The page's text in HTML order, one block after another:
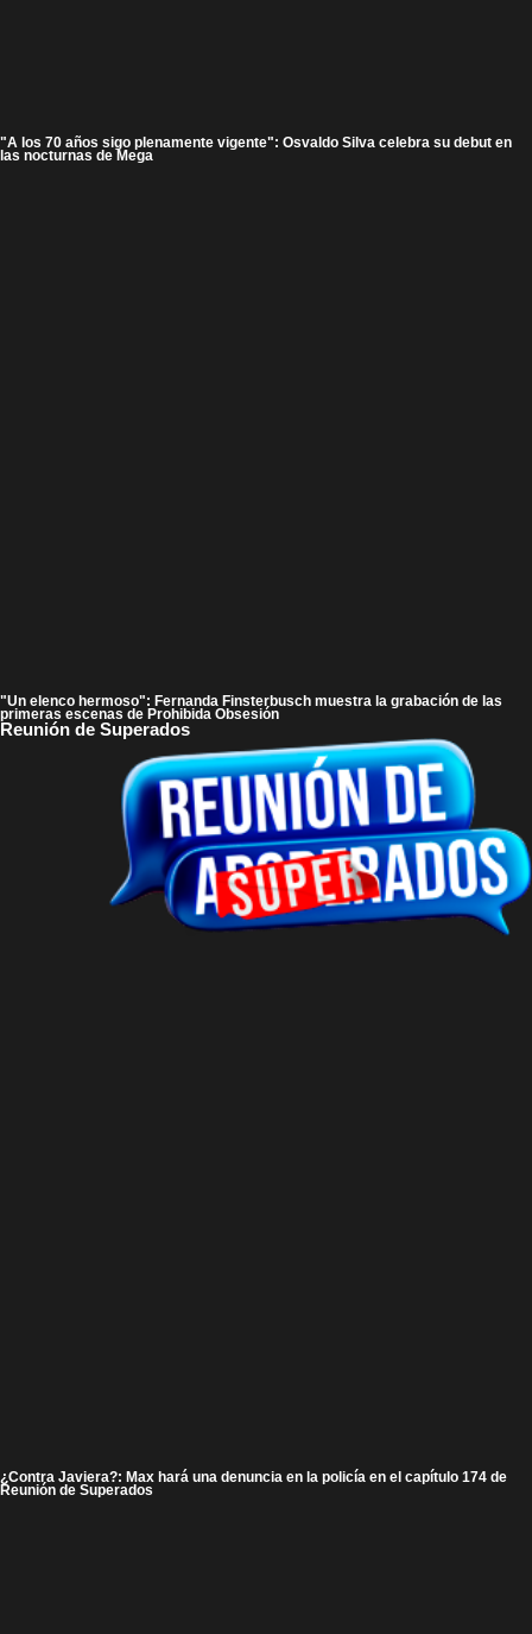
"A los 70 años sigo plenamente vigente": Osvaldo Silva celebra su debut en
las nocturnas de Mega
"Un elenco hermoso": Fernanda Finsterbusch muestra la grabación de las
primeras escenas de Prohibida Obsesión
Reunión de Superados
¿Contra Javiera?: Max hará una denuncia en la policía en el capítulo 174 de
Reunión de Superados